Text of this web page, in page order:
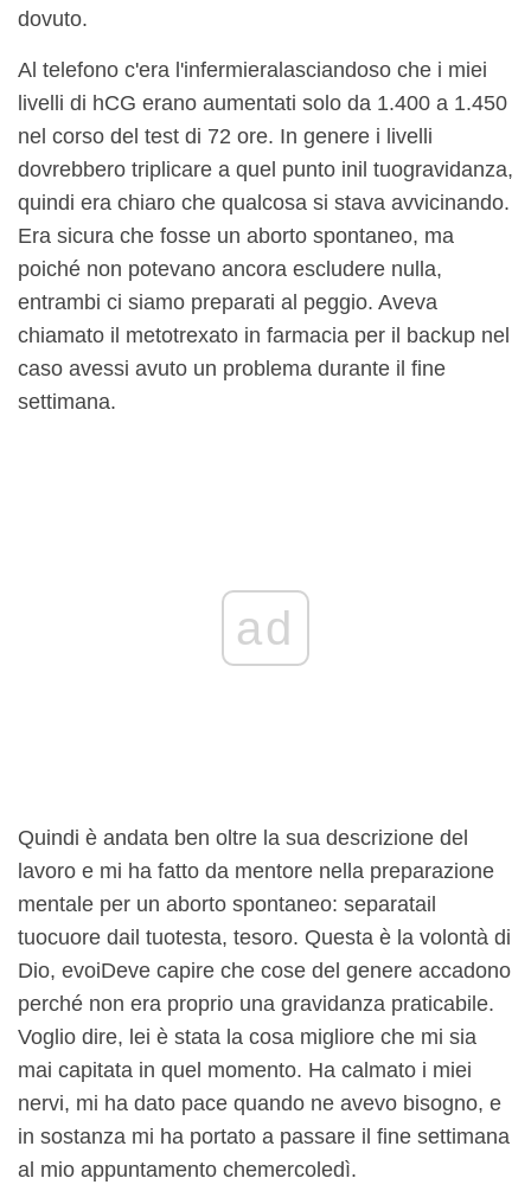
dovuto.
Al telefono c'era l'infermieralasciandoso che i miei
livelli di hCG erano aumentati solo da 1.400 a 1.450
nel corso del test di 72 ore. In genere i livelli
dovrebbero triplicare a quel punto inil tuogravidanza,
quindi era chiaro che qualcosa si stava avvicinando.
Era sicura che fosse un aborto spontaneo, ma
poiché non potevano ancora escludere nulla,
entrambi ci siamo preparati al peggio. Aveva
chiamato il metotrexato in farmacia per il backup nel
caso avessi avuto un problema durante il fine
settimana.
ad
Quindi è andata ben oltre la sua descrizione del
lavoro e mi ha fatto da mentore nella preparazione
mentale per un aborto spontaneo: separatail
tuocuore dail tuotesta, tesoro. Questa è la volontà di
Dio, evoiDeve capire che cose del genere accadono
perché non era proprio una gravidanza praticabile.
Voglio dire, lei è stata la cosa migliore che mi sia
mai capitata in quel momento. Ha calmato i miei
nervi, mi ha dato pace quando ne avevo bisogno, e
in sostanza mi ha portato a passare il fine settimana
al mio appuntamento chemercoledì.